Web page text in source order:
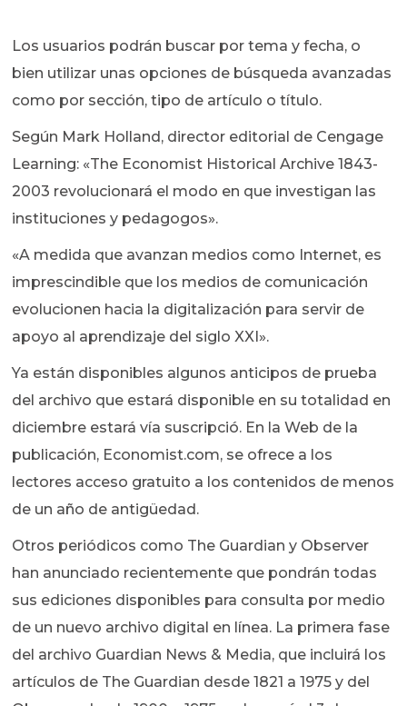
Los usuarios podrán buscar por tema y fecha, o
bien utilizar unas opciones de búsqueda avanzadas
como por sección, tipo de artículo o título.
Según Mark Holland, director editorial de Cengage
Learning: «The Economist Historical Archive 1843-
2003 revolucionará el modo en que investigan las
instituciones y pedagogos».
«A medida que avanzan medios como Internet, es
imprescindible que los medios de comunicación
evolucionen hacia la digitalización para servir de
apoyo al aprendizaje del siglo XXI».
Ya están disponibles algunos anticipos de prueba
del archivo que estará disponible en su totalidad en
diciembre estará vía suscripció. En la Web de la
publicación, Economist.com, se ofrece a los
lectores acceso gratuito a los contenidos de menos
de un año de antigüedad.
Otros periódicos como The Guardian y Observer
han anunciado recientemente que pondrán todas
sus ediciones disponibles para consulta por medio
de un nuevo archivo digital en línea. La primera fase
del archivo Guardian News & Media, que incluirá los
artículos de The Guardian desde 1821 a 1975 y del